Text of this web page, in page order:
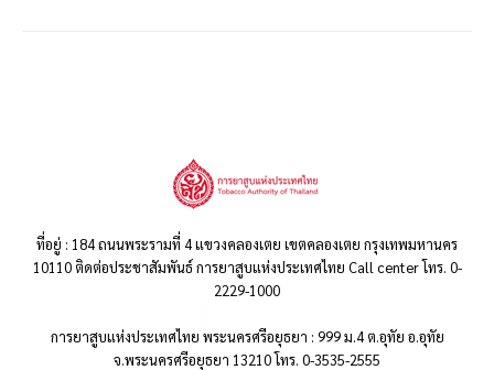
ที่อยู่ : 184 ถนนพระรามที่ 4 แขวงคลองเตย เขตคลองเตย กรุงเทพมหานคร
10110 ติดต่อประชาสัมพันธ์ การยาสูบแห่งประเทศไทย Call center โทร. 0-
2229-1000
การยาสูบแห่งประเทศไทย พระนครศรีอยุธยา : 999 ม.4 ต.อุทัย อ.อุทัย
จ.พระนครศรีอยุธยา 13210 โทร. 0-3535-2555